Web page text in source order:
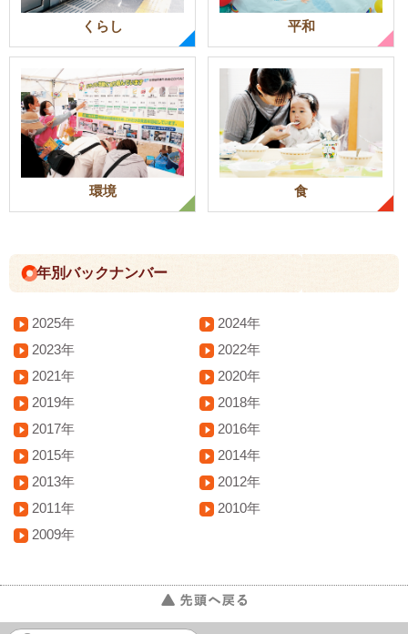
くらし 平和
環境 食
年別バックナンバー
2025年
2024年
2023年
2022年
2021年
2020年
2019年
2018年
2017年
2016年
2015年
2014年
2013年
2012年
2011年
2010年
2009年